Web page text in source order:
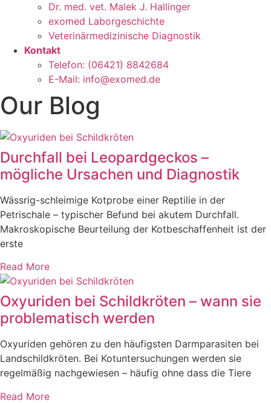
Dr. med. vet. Malek J. Hallinger
exomed Laborgeschichte
Veterinärmedizinische Diagnostik
Kontakt
Telefon: (06421) 8842684
E-Mail: info@exomed.de
Our Blog
Durchfall bei Leopardgeckos –
mögliche Ursachen und Diagnostik
Wässrig-schleimige Kotprobe einer Reptilie in der
Petrischale – typischer Befund bei akutem Durchfall.
Makroskopische Beurteilung der Kotbeschaffenheit ist der
erste
Read More
Oxyuriden bei Schildkröten – wann sie
problematisch werden
Oxyuriden gehören zu den häufigsten Darmparasiten bei
Landschildkröten. Bei Kotuntersuchungen werden sie
regelmäßig nachgewiesen – häufig ohne dass die Tiere
Read More